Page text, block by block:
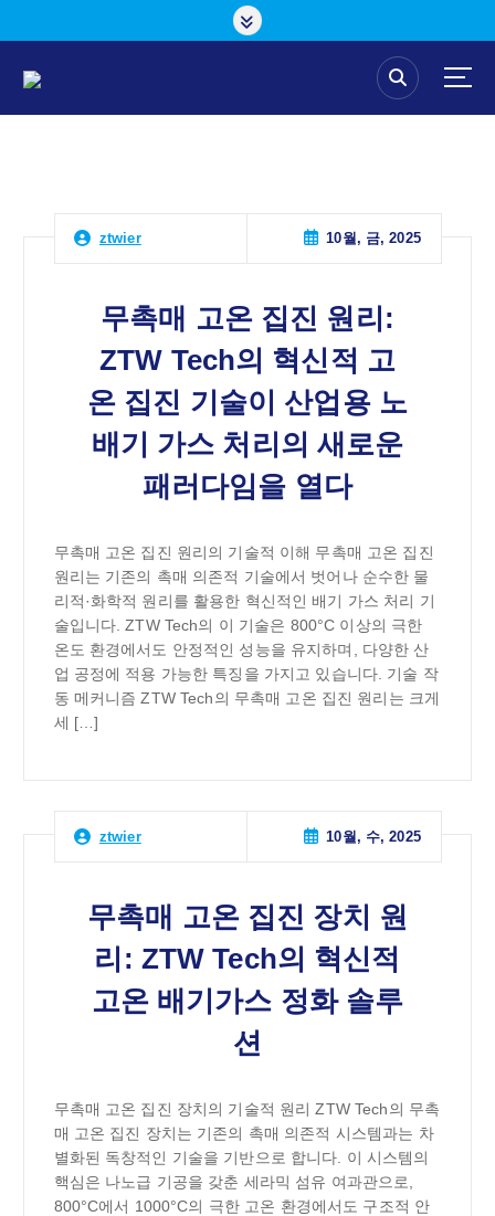
ztwier 10월, 금, 2025
무촉매 고온 집진 원리:
ZTW Tech의 혁신적 고
온 집진 기술이 산업용 노
배기 가스 처리의 새로운
패러다임을 열다
무촉매 고온 집진 원리의 기술적 이해 무촉매 고온 집진
원리는 기존의 촉매 의존적 기술에서 벗어나 순수한 물
리적·화학적 원리를 활용한 혁신적인 배기 가스 처리 기
술입니다. ZTW Tech의 이 기술은 800°C 이상의 극한
온도 환경에서도 안정적인 성능을 유지하며, 다양한 산
업 공정에 적용 가능한 특징을 가지고 있습니다. 기술 작
동 메커니즘 ZTW Tech의 무촉매 고온 집진 원리는 크게
세 […]
ztwier 10월, 수, 2025
무촉매 고온 집진 장치 원
리: ZTW Tech의 혁신적
고온 배기가스 정화 솔루
션
무촉매 고온 집진 장치의 기술적 원리 ZTW Tech의 무촉
매 고온 집진 장치는 기존의 촉매 의존적 시스템과는 차
별화된 독창적인 기술을 기반으로 합니다. 이 시스템의
핵심은 나노급 기공을 갖춘 세라믹 섬유 여과관으로,
800°C에서 1000°C의 극한 고온 환경에서도 구조적 안